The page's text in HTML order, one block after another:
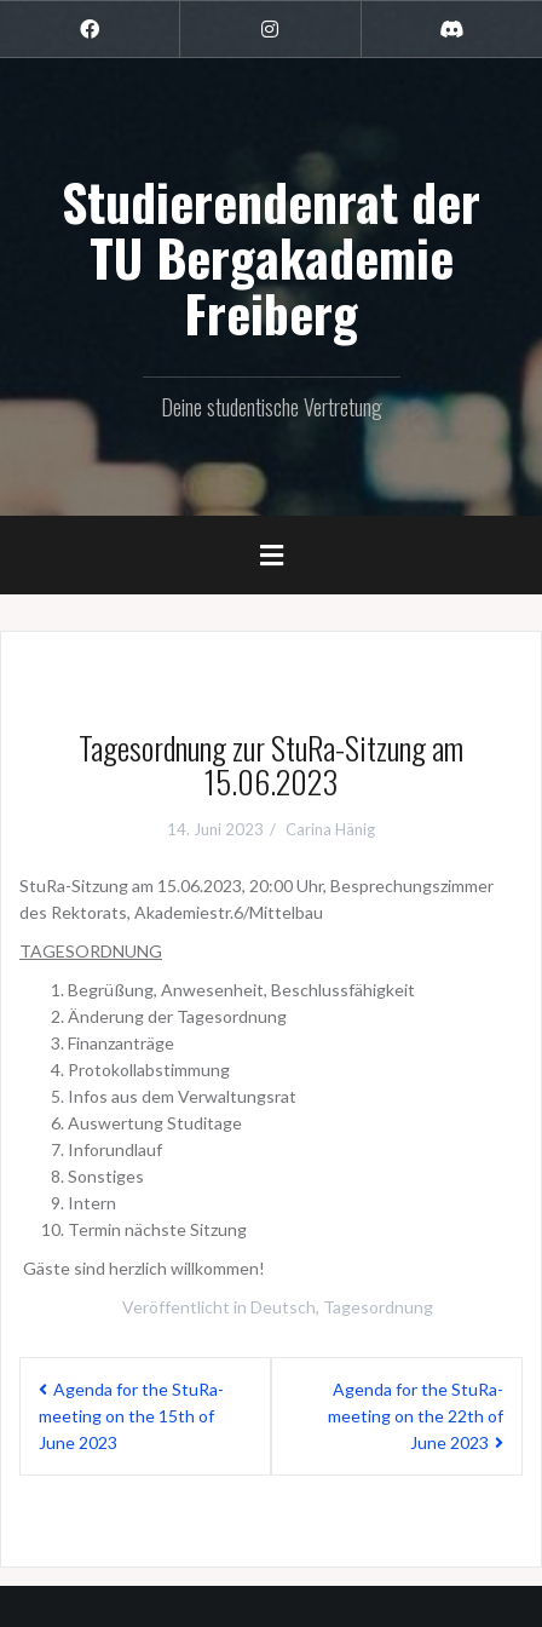
springen
Facebook
Studierendenrat der
TU Bergakademie
Freiberg
Deine studentische Vertretung
Tagesordnung zur StuRa-Sitzung am
15.06.2023
14. Juni 2023 Carina Hänig
StuRa-Sitzung am 15.06.2023, 20:00 Uhr, Besprechungszimmer
des Rektorats, Akademiestr.6/Mittelbau
TAGESORDNUNG
Begrüßung, Anwesenheit, Beschlussfähigkeit
Änderung der Tagesordnung
Finanzanträge
Protokollabstimmung
Infos aus dem Verwaltungsrat
Auswertung Studitage
Inforundlauf
Sonstiges
Intern
Termin nächste Sitzung
Gäste sind herzlich willkommen!
Veröffentlicht in Deutsch, Tagesordnung
Beitragsnavigation
Agenda for the StuRa-
meeting on the 15th of
June 2023
Agenda for the StuRa-
meeting on the 22th of
June 2023